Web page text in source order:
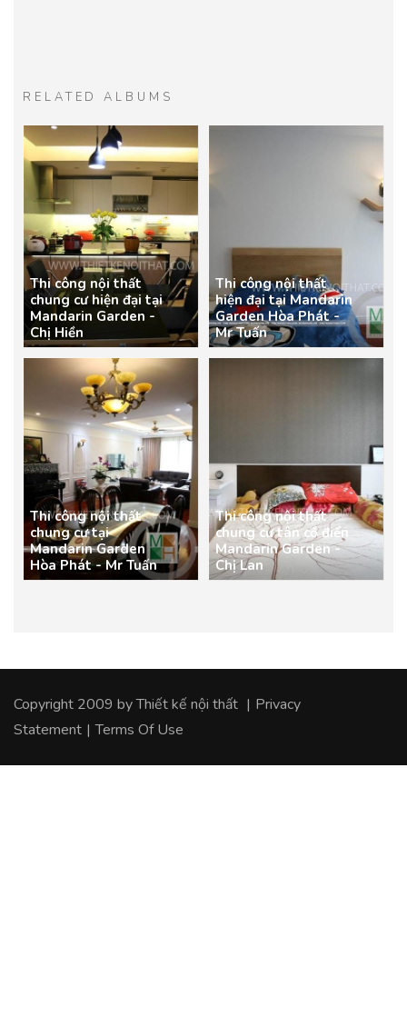
RELATED ALBUMS
Thi công nội thất
chung cư hiện đại tại
Mandarin Garden -
Chị Hiền
Thi công nội thất
hiện đại tại Mandarin
Garden Hòa Phát -
Mr Tuấn
Thi công nội thất
chung cư tại
Mandarin Garden
Hòa Phát - Mr Tuấn
Thi công nội thất
chung cư tân cổ điển
Mandarin Garden -
Chị Lan
Copyright 2009 byThiết kế nội thất | Privacy
Statement | Terms Of Use